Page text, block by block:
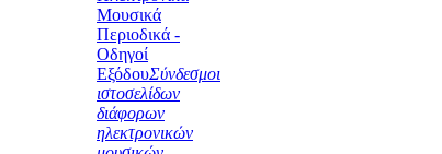
Μουσικά
Περιοδικά -
Οδηγοί
ΕξόδουΣύνδεσμοι
ιστοσελίδων
διάφορων
ηλεκτρονικών